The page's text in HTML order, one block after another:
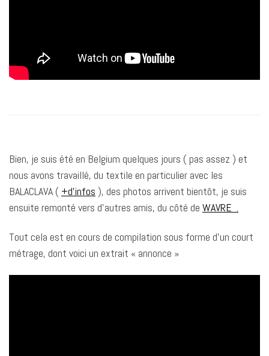
Bien, je suis été en Belgium quelques jours ( pas assez ) et
nous avons travaillé, du textile en particulier avec les
BALACLAVA ( +d’infos ), des photos arrivent bientôt, je suis
ensuite remonté vers d’autres amis, du côté de WAVRE .
Tout cela est en cours de compilation sous forme d’un court
métrage, dont voici un extrait « annonce »